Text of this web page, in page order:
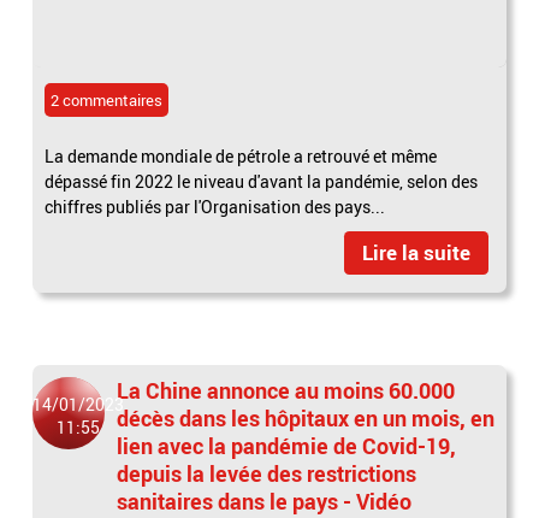
2 commentaires
La demande mondiale de pétrole a retrouvé et même
dépassé fin 2022 le niveau d'avant la pandémie, selon des
chiffres publiés par l'Organisation des pays...
Lire la suite
14/01/2023
11:55
La Chine annonce au moins 60.000
décès dans les hôpitaux en un mois, en
lien avec la pandémie de Covid-19,
depuis la levée des restrictions
sanitaires dans le pays - Vidéo